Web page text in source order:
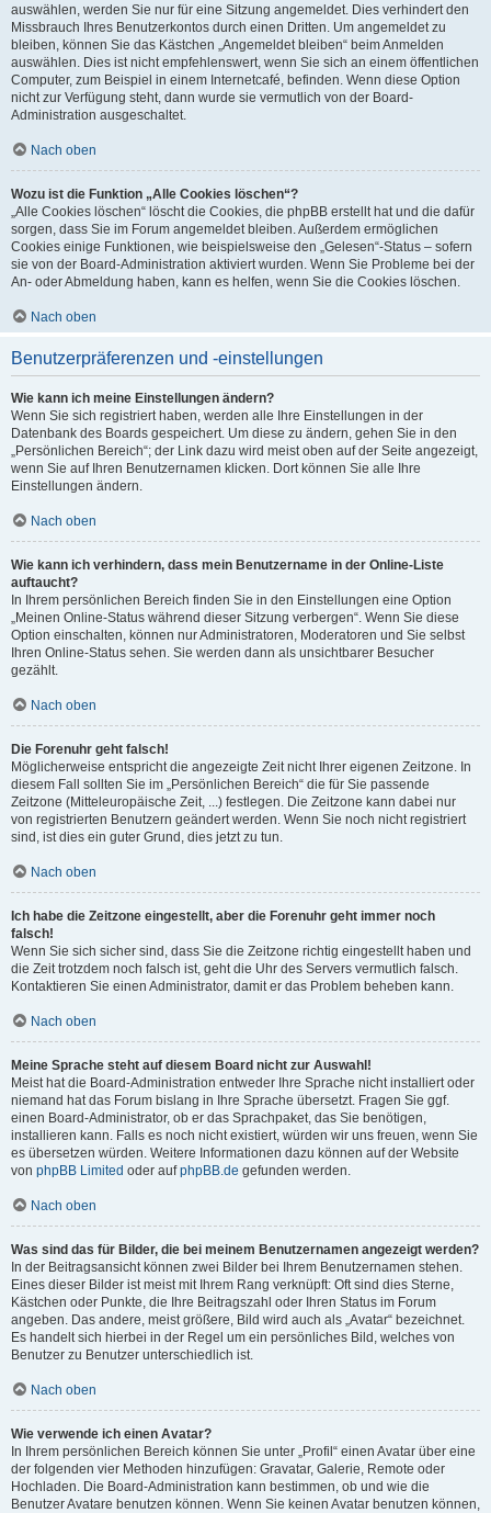
auswählen, werden Sie nur für eine Sitzung angemeldet. Dies verhindert den
Missbrauch Ihres Benutzerkontos durch einen Dritten. Um angemeldet zu
bleiben, können Sie das Kästchen „Angemeldet bleiben“ beim Anmelden
auswählen. Dies ist nicht empfehlenswert, wenn Sie sich an einem öffentlichen
Computer, zum Beispiel in einem Internetcafé, befinden. Wenn diese Option
nicht zur Verfügung steht, dann wurde sie vermutlich von der Board-
Administration ausgeschaltet.
Nach oben
Wozu ist die Funktion „Alle Cookies löschen“?
„Alle Cookies löschen“ löscht die Cookies, die phpBB erstellt hat und die dafür
sorgen, dass Sie im Forum angemeldet bleiben. Außerdem ermöglichen
Cookies einige Funktionen, wie beispielsweise den „Gelesen“-Status – sofern
sie von der Board-Administration aktiviert wurden. Wenn Sie Probleme bei der
An- oder Abmeldung haben, kann es helfen, wenn Sie die Cookies löschen.
Nach oben
Benutzerpräferenzen und -einstellungen
Wie kann ich meine Einstellungen ändern?
Wenn Sie sich registriert haben, werden alle Ihre Einstellungen in der
Datenbank des Boards gespeichert. Um diese zu ändern, gehen Sie in den
„Persönlichen Bereich“; der Link dazu wird meist oben auf der Seite angezeigt,
wenn Sie auf Ihren Benutzernamen klicken. Dort können Sie alle Ihre
Einstellungen ändern.
Nach oben
Wie kann ich verhindern, dass mein Benutzername in der Online-Liste
auftaucht?
In Ihrem persönlichen Bereich finden Sie in den Einstellungen eine Option
„Meinen Online-Status während dieser Sitzung verbergen“. Wenn Sie diese
Option einschalten, können nur Administratoren, Moderatoren und Sie selbst
Ihren Online-Status sehen. Sie werden dann als unsichtbarer Besucher
gezählt.
Nach oben
Die Forenuhr geht falsch!
Möglicherweise entspricht die angezeigte Zeit nicht Ihrer eigenen Zeitzone. In
diesem Fall sollten Sie im „Persönlichen Bereich“ die für Sie passende
Zeitzone (Mitteleuropäische Zeit, ...) festlegen. Die Zeitzone kann dabei nur
von registrierten Benutzern geändert werden. Wenn Sie noch nicht registriert
sind, ist dies ein guter Grund, dies jetzt zu tun.
Nach oben
Ich habe die Zeitzone eingestellt, aber die Forenuhr geht immer noch
falsch!
Wenn Sie sich sicher sind, dass Sie die Zeitzone richtig eingestellt haben und
die Zeit trotzdem noch falsch ist, geht die Uhr des Servers vermutlich falsch.
Kontaktieren Sie einen Administrator, damit er das Problem beheben kann.
Nach oben
Meine Sprache steht auf diesem Board nicht zur Auswahl!
Meist hat die Board-Administration entweder Ihre Sprache nicht installiert oder
niemand hat das Forum bislang in Ihre Sprache übersetzt. Fragen Sie ggf.
einen Board-Administrator, ob er das Sprachpaket, das Sie benötigen,
installieren kann. Falls es noch nicht existiert, würden wir uns freuen, wenn Sie
es übersetzen würden. Weitere Informationen dazu können auf der Website
von phpBB Limited oder aufphpBB.de gefunden werden.
Nach oben
Was sind das für Bilder, die bei meinem Benutzernamen angezeigt werden?
In der Beitragsansicht können zwei Bilder bei Ihrem Benutzernamen stehen.
Eines dieser Bilder ist meist mit Ihrem Rang verknüpft: Oft sind dies Sterne,
Kästchen oder Punkte, die Ihre Beitragszahl oder Ihren Status im Forum
angeben. Das andere, meist größere, Bild wird auch als „Avatar“ bezeichnet.
Es handelt sich hierbei in der Regel um ein persönliches Bild, welches von
Benutzer zu Benutzer unterschiedlich ist.
Nach oben
Wie verwende ich einen Avatar?
In Ihrem persönlichen Bereich können Sie unter „Profil“ einen Avatar über eine
der folgenden vier Methoden hinzufügen: Gravatar, Galerie, Remote oder
Hochladen. Die Board-Administration kann bestimmen, ob und wie die
Benutzer Avatare benutzen können. Wenn Sie keinen Avatar benutzen können,